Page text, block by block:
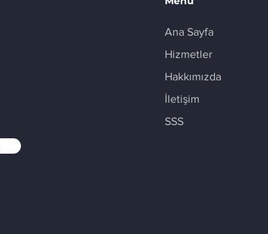
Ana Sayfa
Hizmetler
Hakkımızda
İletişim
SSS